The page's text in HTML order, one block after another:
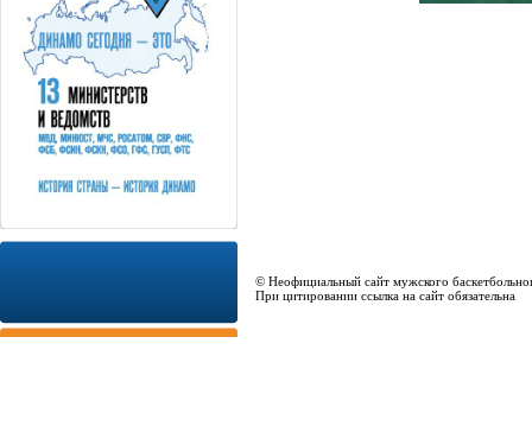
© Неофициальный сайт мужского
При цитировании ссылка на сайт обязательна